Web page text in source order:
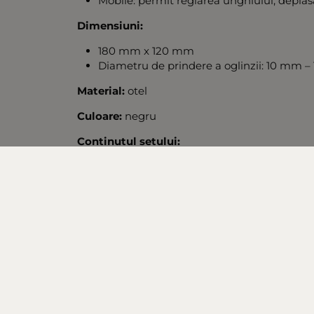
Dimensiuni:
180 mm x 120 mm
Diametru de prindere a oglinzii: 10 mm –
Material: otel
Culoare: negru
Continutul setului: